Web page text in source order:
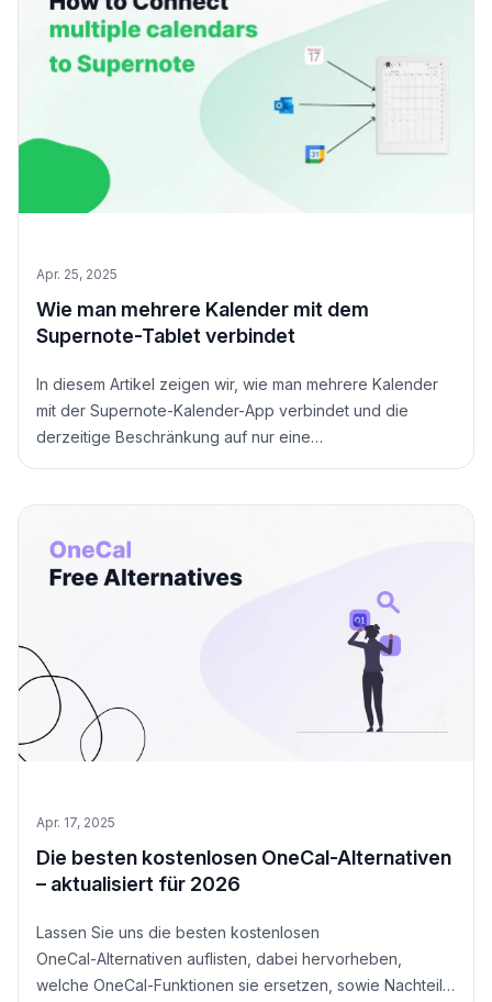
Apr. 25, 2025
Wie man mehrere Kalender mit dem
Supernote-Tablet verbindet
In diesem Artikel zeigen wir, wie man mehrere Kalender
mit der Supernote-Kalender-App verbindet und die
derzeitige Beschränkung auf nur eine
Apr. 17, 2025
Die besten kostenlosen OneCal-Alternativen
– aktualisiert für 2026
Lassen Sie uns die besten kostenlosen
OneCal‑Alternativen auflisten, dabei hervorheben,
welche OneCal‑Funktionen sie ersetzen, sowie Nachteile